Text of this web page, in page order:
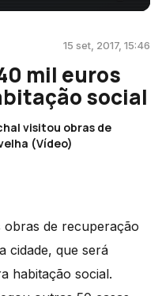
15 set, 2017, 15:46
mil euros
social
visitou obras de
(Vídeo)
de recuperação
cidade, que será
habitação social.